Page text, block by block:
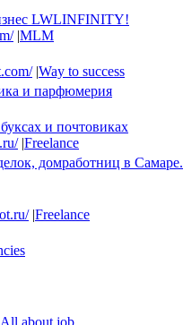
LWLINFINITY!
|MLM
|Way to success
и парфюмерия
и почтовиках
|Freelance
домработниц в Самаре.
|Freelance
All about job